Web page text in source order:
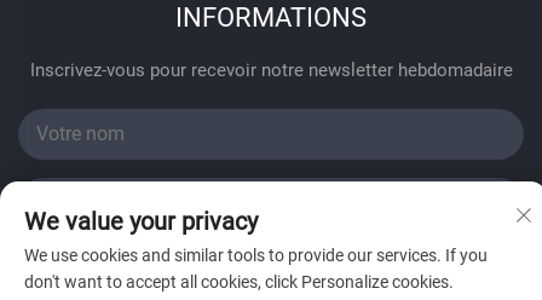
INFORMATIONS
Inscrivez-vous pour recevoir notre newsletter hebdomadaire
Envoyer
We value your privacy
We use cookies and similar tools to provide our services. If you
don't want to accept all cookies, click Personalize cookies.